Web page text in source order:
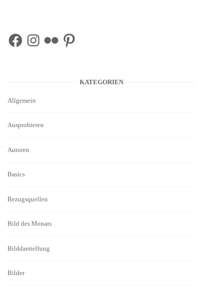
FacebookInstagram
Flickr Pinterest
KATEGORIEN
Allgemein
Ausprobieren
Autoren
Basics
Bezugsquellen
Bild des Monats
Bilddarstellung
Bilder